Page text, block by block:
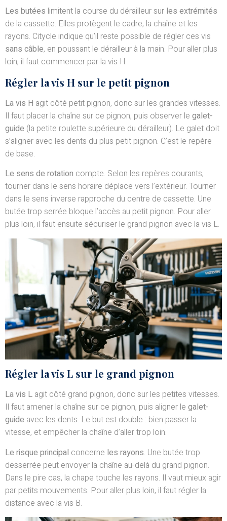
Les butées limitent la course du dérailleur sur les extrémités
de la cassette. Elles protègent le cadre, la chaîne et les
rayons. Citycle indique qu’il reste possible de régler ces vis
sans câble, en poussant le dérailleur à la main. Pour aller plus
loin, il faut commencer par la vis H.
Régler la vis H sur le petit pignon
La vis H agit côté petit pignon, donc sur les grandes vitesses.
Il faut placer la chaîne sur ce pignon, puis observer le galet-
guide (la petite roulette supérieure du dérailleur). Le galet doit
s’aligner avec les dents du plus petit pignon. C’est le repère
de base.
Le sens de rotation compte. Selon les repères courants,
tourner dans le sens horaire déplace vers l’extérieur. Tourner
dans le sens inverse rapproche du centre de cassette. Une
butée trop serrée bloque l’accès au petit pignon. Pour aller
plus loin, il faut ensuite sécuriser le grand pignon avec la vis L.
Régler la vis L sur le grand pignon
La vis L agit côté grand pignon, donc sur les petites vitesses.
Il faut amener la chaîne sur ce pignon, puis aligner le galet-
guide avec les dents. Le but est double : bien passer la
vitesse, et empêcher la chaîne d’aller trop loin.
Le risque principal concerne les rayons. Une butée trop
desserrée peut envoyer la chaîne au-delà du grand pignon.
Dans le pire cas, la chape touche les rayons. Il vaut mieux agir
par petits mouvements. Pour aller plus loin, il faut régler la
distance avec la vis B.